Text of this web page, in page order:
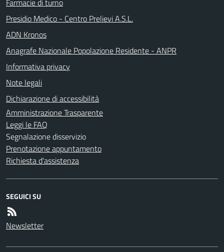
Presidio Medico - Centro Prelievi A.S.L.
ADN Kronos
Anagrafe Nazionale Popolazione Residente - ANPR
Informativa privacy
Note legali
Dichiarazione di accessibilità
Amministrazione Trasparente
Leggi le FAQ
Segnalazione disservizio
Prenotazione appuntamento
Richiesta d'assistenza
SEGUICI SU
Newsletter